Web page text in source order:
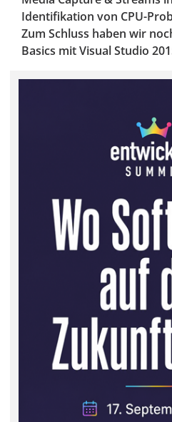
Identifikation von CPU-
Zum Schluss haben wir
Basics mit Visual Studio